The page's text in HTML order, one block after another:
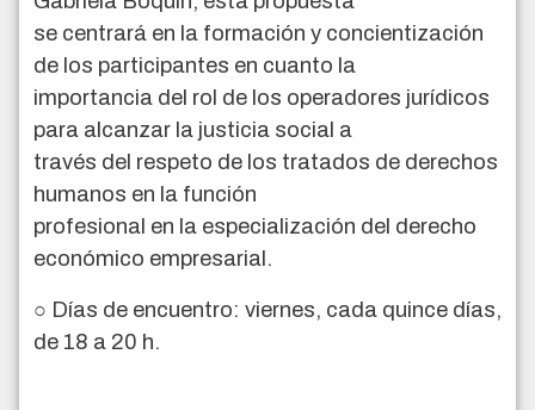
se centrará en la formación y concientización
de los participantes en cuanto la
importancia del rol de los operadores jurídicos
para alcanzar la justicia social a
través del respeto de los tratados de derechos
humanos en la función
profesional en la especialización del derecho
económico empresarial.
○ Días de encuentro: viernes, cada quince días,
de 18 a 20 h.